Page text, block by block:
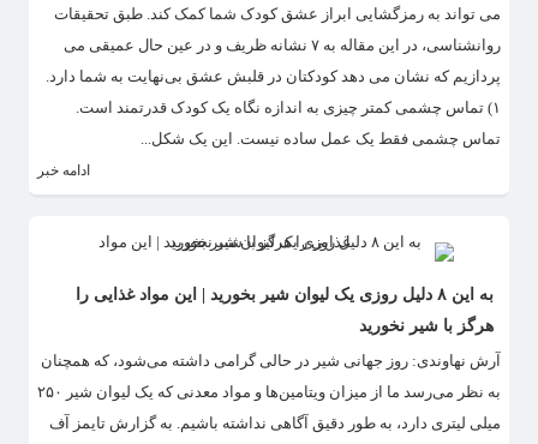
می تواند به رمزگشایی ابراز عشق کودک شما کمک کند. طبق تحقیقات
روانشناسی، در این مقاله به ۷ نشانه ظریف و در عین حال عمیقی می
پردازیم که نشان می دهد کودکتان در قلبش عشق بی‌نهایت به شما دارد.
۱) تماس چشمی کمتر چیزی به اندازه نگاه یک کودک قدرتمند است.
تماس چشمی فقط یک عمل ساده نیست. این یک شکل...
ادامه خبر
به این ۸ دلیل روزی یک لیوان شیر بخورید | این مواد غذایی را
هرگز با شیر نخورید
آرش نهاوندی: روز جهانی شیر در حالی گرامی داشته می‌شود، که همچنان
به نظر می‌رسد ما از میزان ویتامین‌ها و مواد معدنی که یک لیوان شیر ۲۵۰
میلی لیتری دارد، به طور دقیق آگاهی نداشته باشیم. به گزارش تایمز آف